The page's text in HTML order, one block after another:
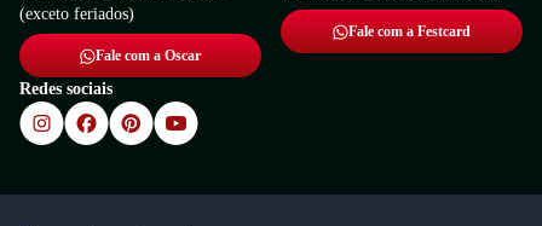
(exceto feriados)
Fale com a Oscar
Fale com a Festcard
Redes sociais